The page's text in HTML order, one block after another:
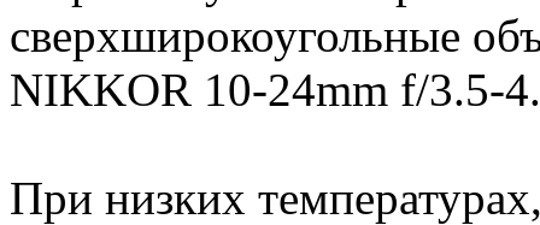
сверхширокоугольные
NIKKOR 10-24mm f/3.5-
При низких